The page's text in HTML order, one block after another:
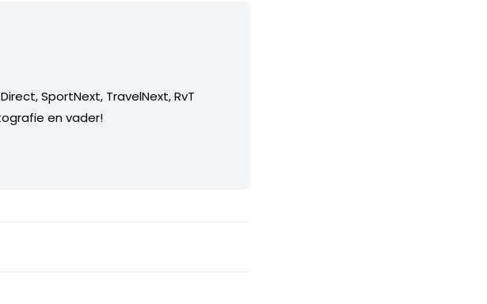
SportNext, TravelNext, RvT
en vader!